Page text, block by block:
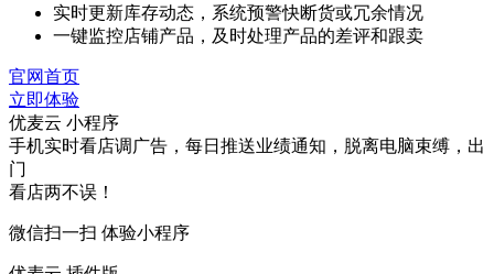
实时更新库存动态，系统预警快断货或冗余情况
一键监控店铺产品，及时处理产品的差评和跟卖
官网首页
立即体验
优麦云 小程序
手机实时看店调广告，每日推送业绩通知，脱离电脑束缚，出
门
看店两不误！
微信扫一扫 体验小程序